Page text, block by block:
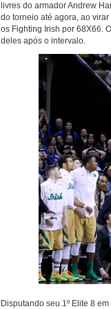
livres do armador Andrew
do torneio até agora, ao
os Fighting Irish por 68X66.
deles após o intervalo.
Disputando seu 1º Elite 8